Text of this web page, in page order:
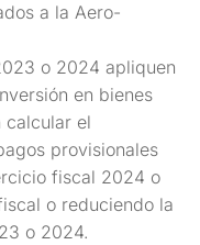
a la Aero-
o 2024 apliquen
en bienes
calcular el
provisionales
fiscal 2024 o
o reduciendo la
o 2024.